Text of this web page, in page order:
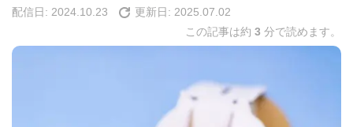
配信日: 2024.10.23 更新日: 2025.07.02
この記事は約 3 分で読めます。